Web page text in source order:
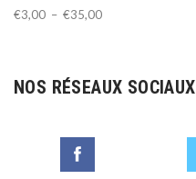
€3,00 – €35,00Plage
à
NOS RÉSEAUX SOCIAUX